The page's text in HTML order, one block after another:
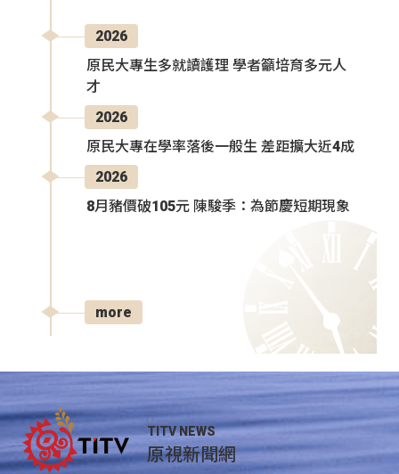
2026
原民大專生多就讀護理 學者籲培育多元人
才
2026
原民大專在學率落後一般生 差距擴大近4成
2026
8月豬價破105元 陳駿季：為節慶短期現象
more
TITV NEWS
原視新聞網